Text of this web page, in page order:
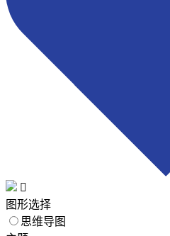

图形选择
思维导图